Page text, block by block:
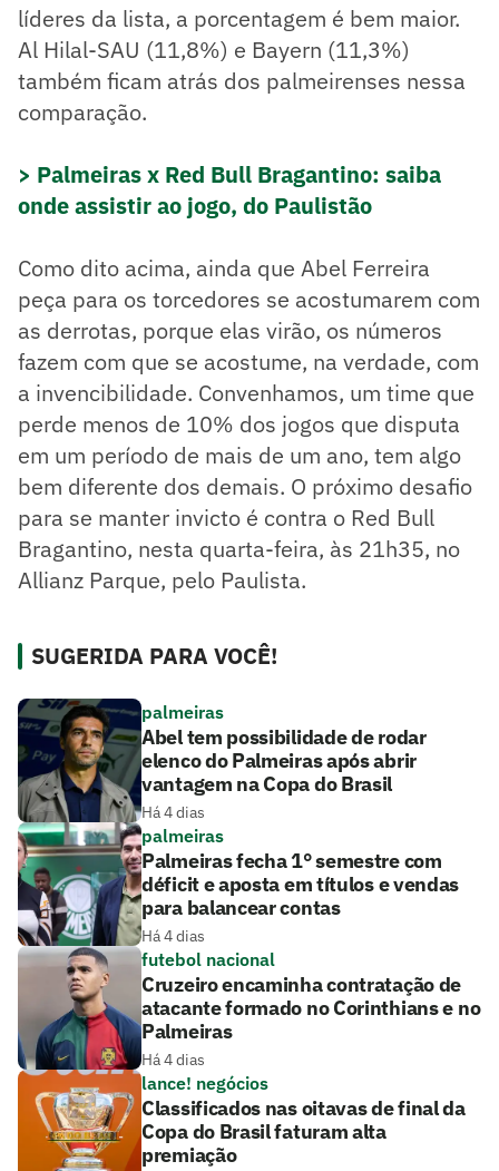
líderes da lista, a porcentagem é bem maior.
Al Hilal-SAU (11,8%) e Bayern (11,3%)
também ficam atrás dos palmeirenses nessa
comparação.
> Palmeiras x Red Bull Bragantino: saiba
onde assistir ao jogo, do Paulistão
Como dito acima, ainda que Abel Ferreira
peça para os torcedores se acostumarem com
as derrotas, porque elas virão, os números
fazem com que se acostume, na verdade, com
a invencibilidade. Convenhamos, um time que
perde menos de 10% dos jogos que disputa
em um período de mais de um ano, tem algo
bem diferente dos demais. O próximo desafio
para se manter invicto é contra o Red Bull
Bragantino, nesta quarta-feira, às 21h35, no
Allianz Parque, pelo Paulista.
SUGERIDA PARA VOCÊ!
palmeiras
Abel tem possibilidade de rodar
elenco do Palmeiras após abrir
vantagem na Copa do Brasil
Há 4 dias
palmeiras
Palmeiras fecha 1° semestre com
déficit e aposta em títulos e vendas
para balancear contas
Há 4 dias
futebol nacional
Cruzeiro encaminha contratação de
atacante formado no Corinthians e no
Palmeiras
Há 4 dias
lance! negócios
Classificados nas oitavas de final da
Copa do Brasil faturam alta
premiação